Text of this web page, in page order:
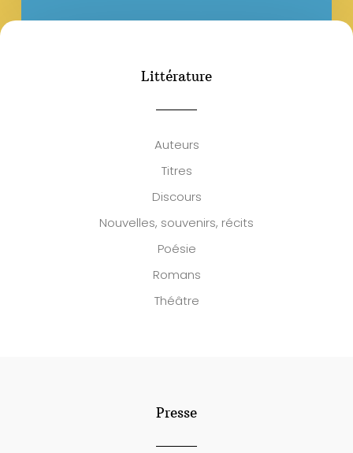
Littérature
Auteurs
Titres
Discours
Nouvelles, souvenirs, récits
Poésie
Romans
Théâtre
Presse